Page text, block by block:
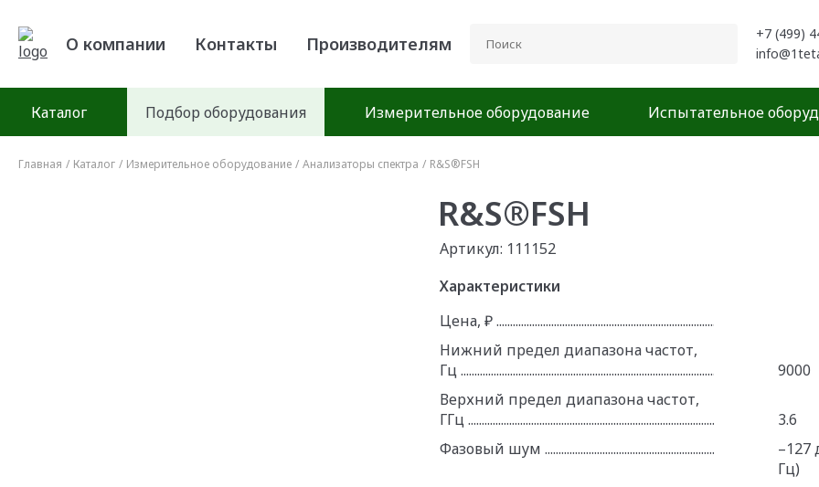
О компании Контакты Производителям
+7 (499)
Каталог Подбор оборудования Измерительное оборудование Испытательное
Главная / Каталог / Измерительное оборудование / Анализаторы спектра / R&S®FSH
R&S®FSH
Артикул: 111152
Характеристики
Цена, ₽
Нижний предел диапазона частот,
Гц
9000
Верхний предел диапазона частот,
ГГц
3.6
Фазовый шум
–127
Гц)